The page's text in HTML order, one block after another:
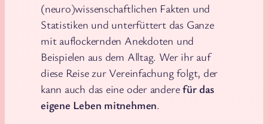
(neuro)wissenschaftlichen Fakten und
Statistiken und unterfüttert das Ganze
mit auflockernden Anekdoten und
Beispielen aus dem Alltag. Wer ihr auf
diese Reise zur Vereinfachung folgt, der
kann auch das eine oder anderefür das
eigene Leben mitnehmen.